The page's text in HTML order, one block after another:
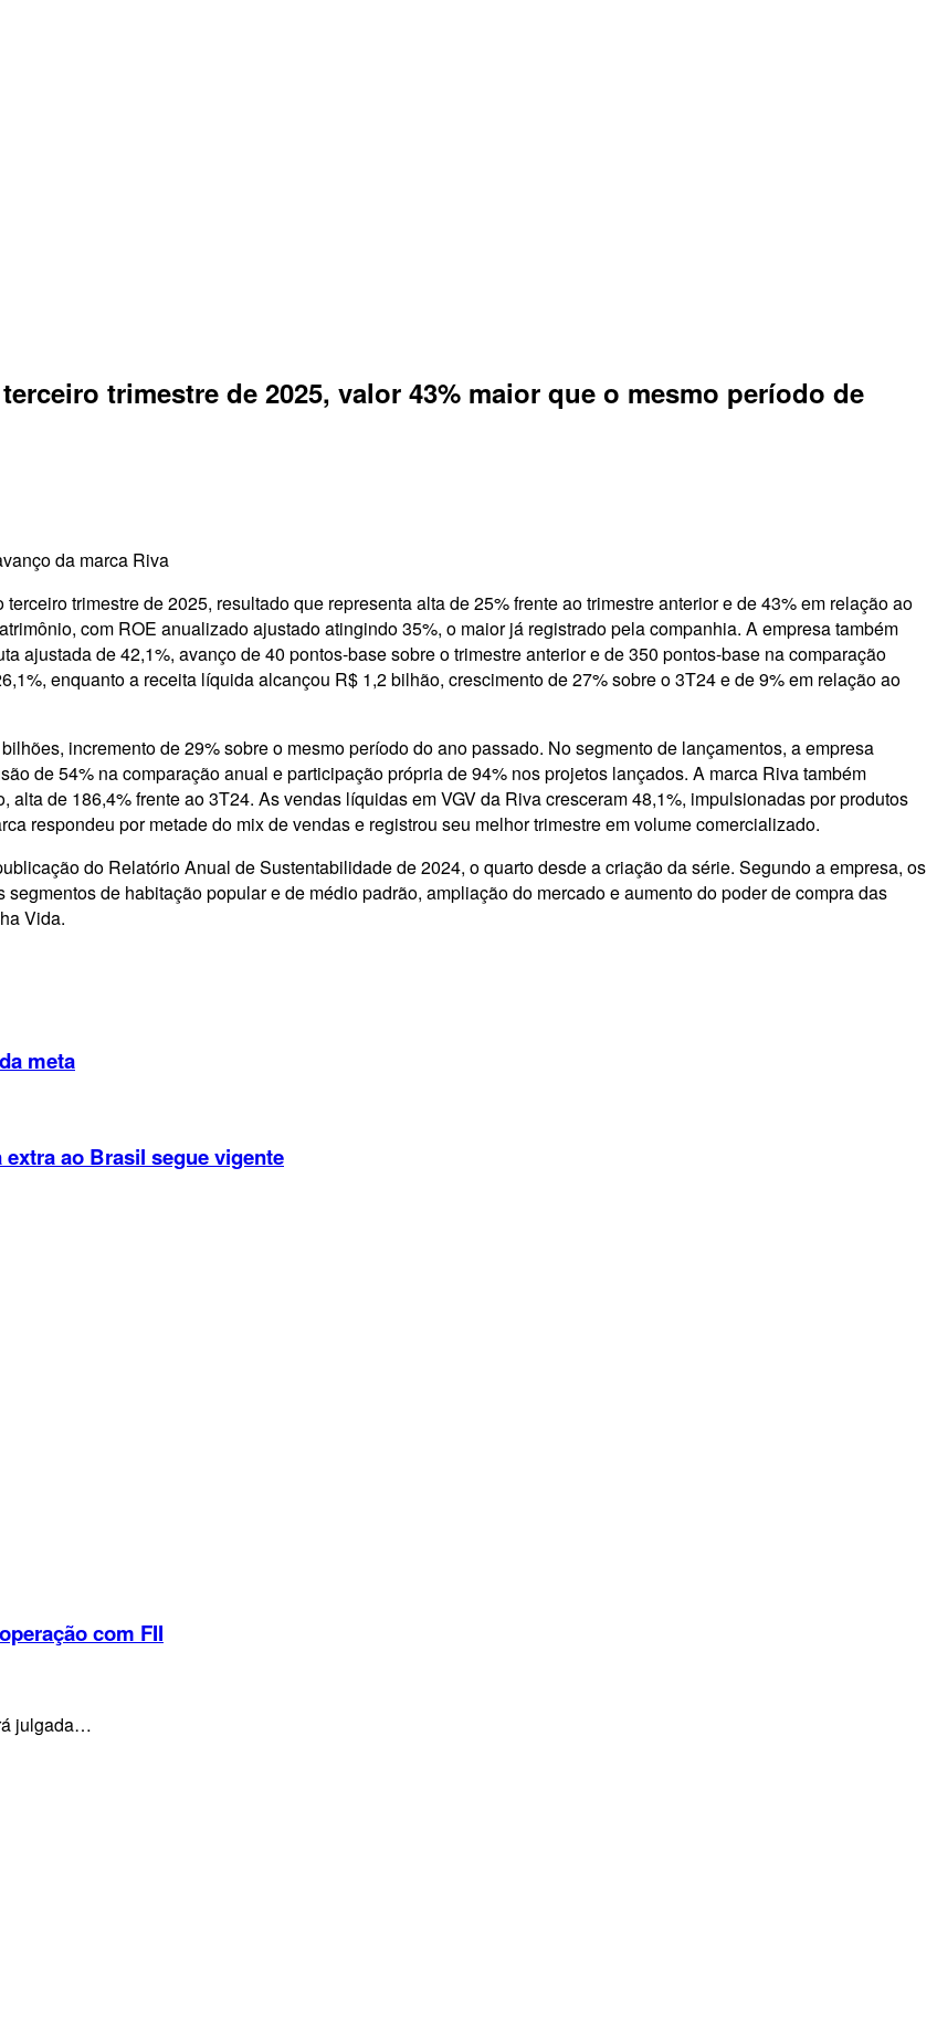
trimestre de 2025, valor 43% maior que o mesmo período de
da marca Riva
trimestre de 2025, resultado que representa alta de 25% frente ao trimestre anterior e de 43% em relação ao
com ROE anualizado ajustado atingindo 35%, o maior já registrado pela companhia. A empresa também
ajustada de 42,1%, avanço de 40 pontos-base sobre o trimestre anterior e de 350 pontos-base na comparação
enquanto a receita líquida alcançou R$ 1,2 bilhão, crescimento de 27% sobre o 3T24 e de 9% em relação ao
incremento de 29% sobre o mesmo período do ano passado. No segmento de lançamentos, a empresa
de 54% na comparação anual e participação própria de 94% nos projetos lançados. A marca Riva também
de 186,4% frente ao 3T24. As vendas líquidas em VGV da Riva cresceram 48,1%, impulsionadas por produtos
respondeu por metade do mix de vendas e registrou seu melhor trimestre em volume comercializado.
do Relatório Anual de Sustentabilidade de 2024, o quarto desde a criação da série. Segundo a empresa, os
de habitação popular e de médio padrão, ampliação do mercado e aumento do poder de compra das
Vida.
meta
ao Brasil segue vigente
com FII
julgada…